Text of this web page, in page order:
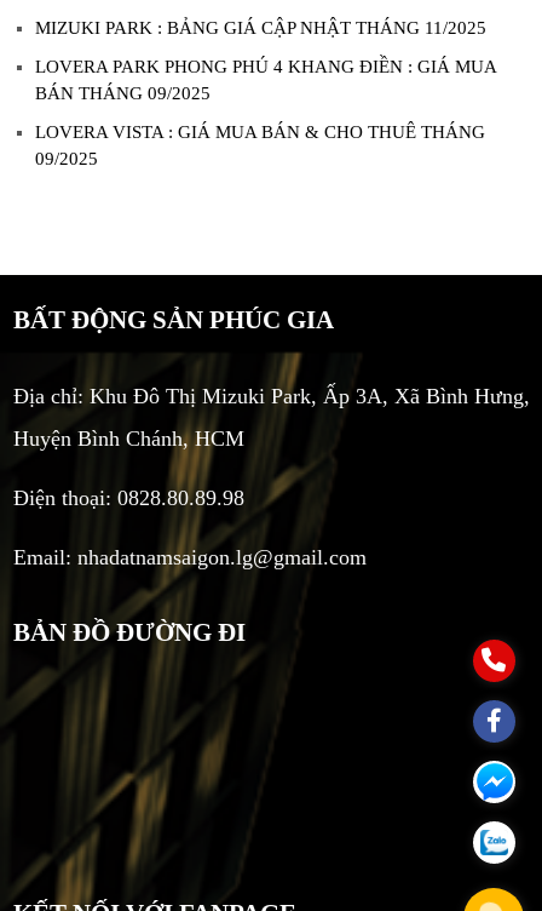
MIZUKI PARK : BẢNG GIÁ CẬP NHẬT THÁNG 11/2025
LOVERA PARK PHONG PHÚ 4 KHANG ĐIỀN : GIÁ MUA
BÁN THÁNG 09/2025
LOVERA VISTA : GIÁ MUA BÁN & CHO THUÊ THÁNG
09/2025
BẤT ĐỘNG SẢN PHÚC GIA
Địa chỉ: Khu Đô Thị Mizuki Park, Ấp 3A, Xã Bình Hưng,
Huyện Bình Chánh, HCM
Điện thoại: 0828.80.89.98
Email: nhadatnamsaigon.lg@gmail.com
BẢN ĐỒ ĐƯỜNG ĐI